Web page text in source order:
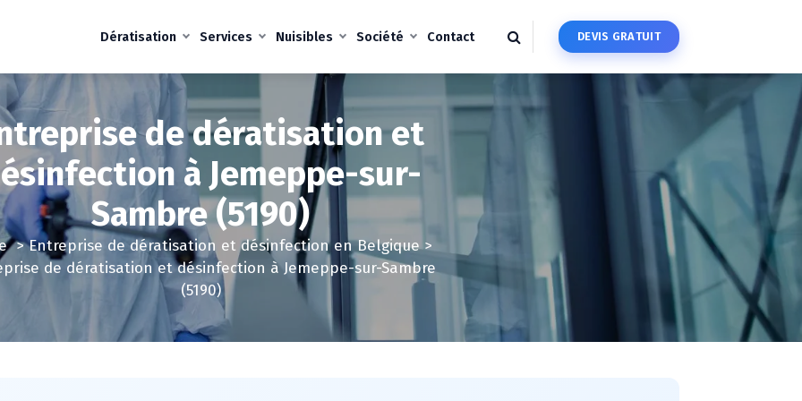
Dératisation Services Nuisibles Société Contact DEVIS GRATUIT
de dératisation et
à Jemeppe-sur-
Sambre (5190)
>Entreprise de dératisation et désinfection en Belgique>
de dératisation et désinfection à Jemeppe-sur-Sambre
(5190)